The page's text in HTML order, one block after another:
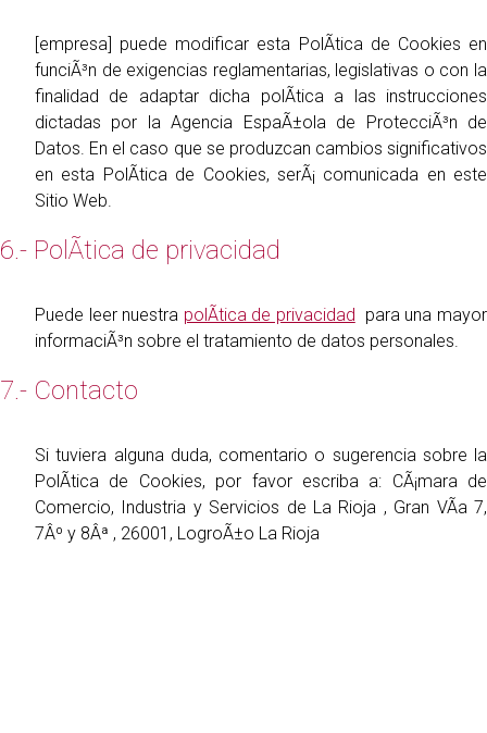
[empresa] puede modificar esta PolÃ­tica de Cookies en
funciÃ³n de exigencias reglamentarias, legislativas o con la
finalidad de adaptar dicha polÃ­tica a las instrucciones
dictadas por la Agencia EspaÃ±ola de ProtecciÃ³n de
Datos. En el caso que se produzcan cambios significativos
en esta PolÃ­tica de Cookies, serÃ¡ comunicada en este
Sitio Web.
6.- PolÃ­tica de privacidad
Puede leer nuestra polÃ­tica de privacidad para una mayor
informaciÃ³n sobre el tratamiento de datos personales.
7.- Contacto
Si tuviera alguna duda, comentario o sugerencia sobre la
PolÃ­tica de Cookies, por favor escriba a: CÃ¡mara de
Comercio, Industria y Servicios de La Rioja , Gran VÃ­a 7,
7Âº y 8Âª , 26001, LogroÃ±o La Rioja